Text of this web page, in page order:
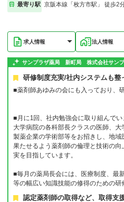
最寄り駅 京阪本線「枚方市駅」 徒歩2
求人情報 法人情報
サンプラザ薬局 新町局 株式会社サン
研修制度充実/社内システムも整
■薬剤師あゆみの会にも入っており、
■月に1回、社内勉強会に取り組んでい
大学病院の各科部長クラスの医師、大
製薬企業の学術部等をお招きし、地
果たせるよう薬剤師の倫理と技術の
実を目指しています。
■毎月の薬局長会には、医療制度、最
等の幅広い知識技能の修得のための研
認定薬剤師の取得など、取得支